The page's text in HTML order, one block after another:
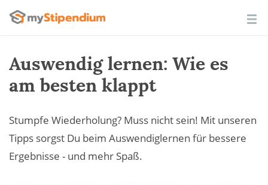
Auswendig lernen: Wie es
am besten klappt
Stumpfe Wiederholung? Muss nicht sein! Mit unseren
Tipps sorgst Du beim Auswendiglernen für bessere
Ergebnisse - und mehr Spaß.